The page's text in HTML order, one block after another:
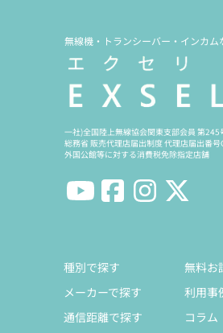
無線機・トランシーバー・インカム
一社)全国陸上無線協会関東支部会員 第245
総務省 販売代理店届出制度 代理店届出番
外国公館等に対する消費税免除指定店舗
種別で探す
メーカーで探す
通信距離で探す
無料お
利用事
コラム